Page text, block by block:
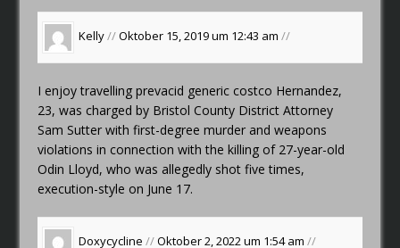
Kelly//Oktober 15, 2019 um 12:43 am//
I enjoy travellingprevacid generic costco Hernandez,
23, was charged by Bristol County District Attorney
Sam Sutter with first-degree murder and weapons
violations in connection with the killing of 27-year-old
Odin Lloyd, who was allegedly shot five times,
execution-style on June 17.
Doxycycline //Oktober 2, 2022 um 1:54 am//